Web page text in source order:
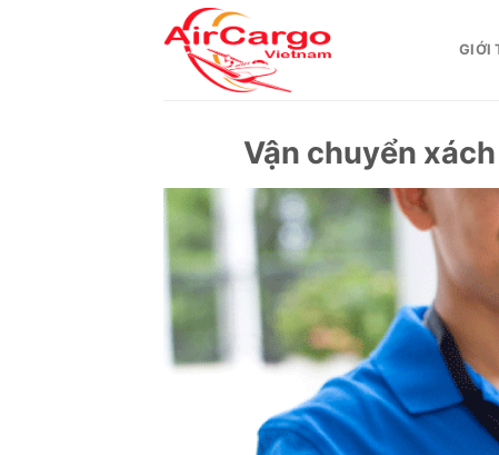
GIỚI
Vận chuyển